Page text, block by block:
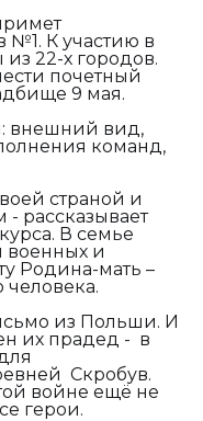
№1. К участию в
из 22-х городов.
почетный
9 мая.
внешний вид,
команд,
страной и
рассказывает
В семье
военных и
Родина-мать –
из Польши. И
их прадед - в
Скробув.
войне ещё не
герои.